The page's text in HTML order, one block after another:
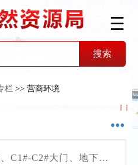
栏 >> 营商环境
、地下车库及设备用房核实结果公开